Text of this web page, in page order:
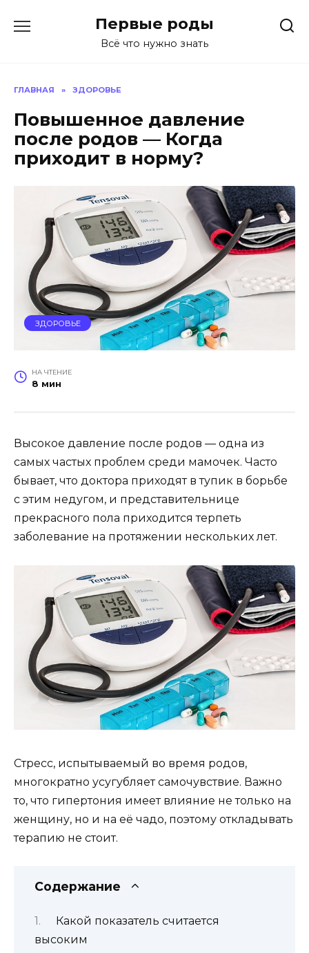
Первые роды
Всё что нужно знать
ГЛАВНАЯ » ЗДОРОВЬЕ
Повышенное давление
после родов — Когда
приходит в норму?
ЗДОРОВЬЕ
НА ЧТЕНИЕ
8 мин
Высокое давление после родов — одна из
самых частых проблем среди мамочек. Часто
бывает, что доктора приходят в тупик в борьбе
с этим недугом, и представительнице
прекрасного пола приходится терпеть
заболевание на протяжении нескольких лет.
Стресс, испытываемый во время родов,
многократно усугубляет самочувствие. Важно
то, что гипертония имеет влияние не только на
женщину, но и на её чадо, поэтому откладывать
терапию не стоит.
Содержание
Какой показатель считается
высоким